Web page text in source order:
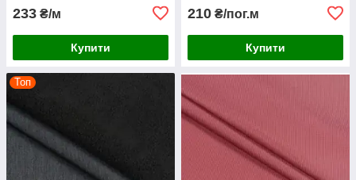
233 ₴/м
Купити
210 ₴/пог.м
Купити
Топ